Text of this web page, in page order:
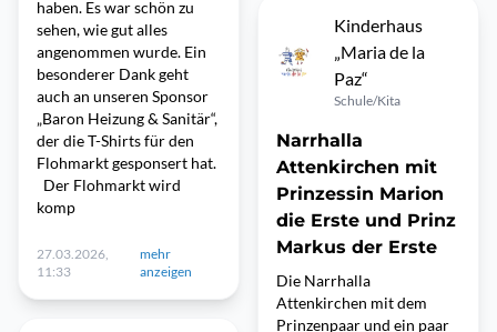
haben. Es war schön zu
sehen, wie gut alles
angenommen wurde. Ein
besonderer Dank geht
auch an unseren Sponsor
„Baron Heizung & Sanitär“,
der die T-Shirts für den
Flohmarkt gesponsert hat.
Der Flohmarkt wird
komp
27.03.2026,
11:33
mehr
anzeigen
Kinderhaus
„Maria de la
Paz“
Schule/Kita
Narrhalla
Attenkirchen mit
Prinzessin Marion
die Erste und Prinz
Markus der Erste
Die Narrhalla
Attenkirchen mit dem
Prinzenpaar und ein paar